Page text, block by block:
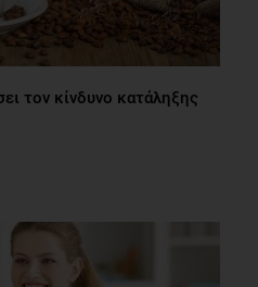
τον κίνδυνο κατάληξης